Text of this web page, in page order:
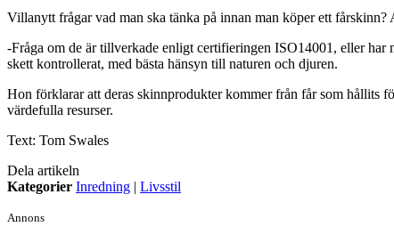
Villanytt frågar vad man ska tänka på innan man köper ett fårskinn?
-Fråga om de är tillverkade enligt certifieringen ISO14001, eller
skett kontrollerat, med bästa hänsyn till naturen och djuren.
Hon förklarar att deras skinnprodukter kommer från får som hållits
värdefulla resurser.
Text: Tom Swales
Dela artikeln
Kategorier Inredning | Livsstil
Annons